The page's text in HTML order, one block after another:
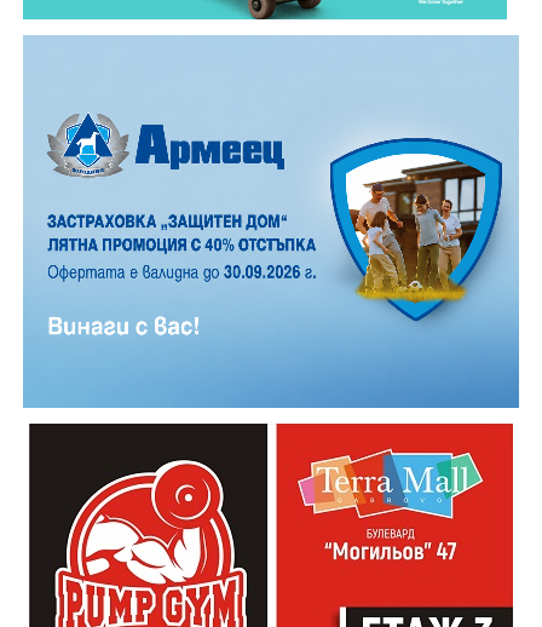
Според първоначалната информация водачът се е
Причините за инцидента са в процес на изясняване.